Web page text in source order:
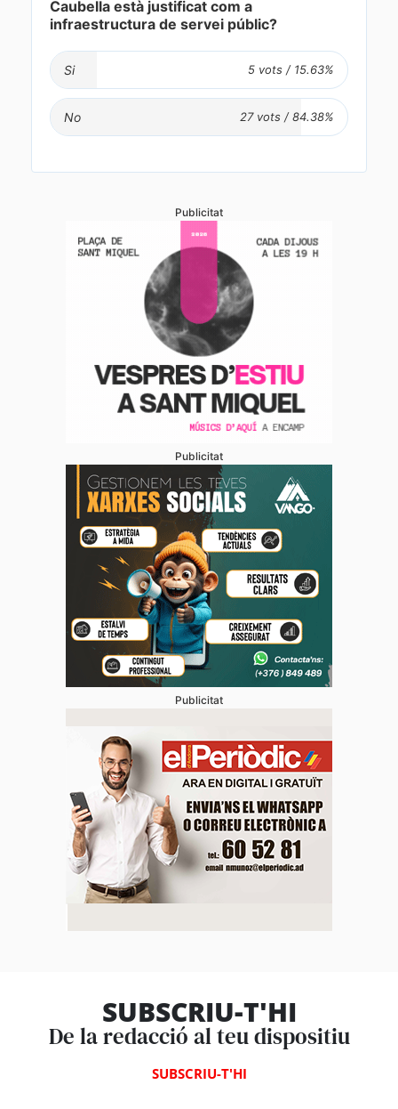
Caubella està justificat com a
infraestructura de servei públic?
Si
No
Publicitat
Publicitat
Publicitat
SUBSCRIU-T'HI
De la redacció al teu dispositiu
SUBSCRIU-T'HI